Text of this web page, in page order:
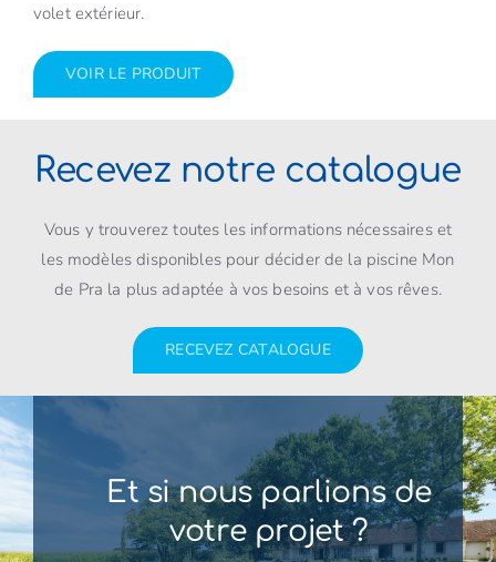
volet extérieur.
VOIR LE PRODUIT
Recevez notre catalogue
Vous y trouverez toutes les informations nécessaires et
les modèles disponibles pour décider de la piscine Mon
de Pra la plus adaptée à vos besoins et à vos rêves.
RECEVEZ CATALOGUE
Et si nous parlions de
votre projet ?